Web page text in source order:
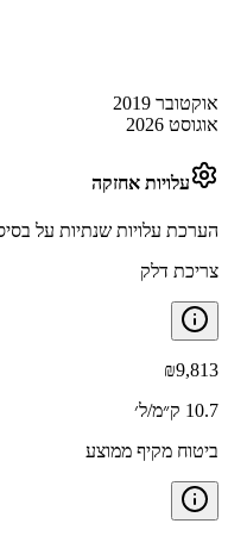
אוקטובר 2019
אוגוסט 2026
עלויות אחזקה
הערכת עלויות שנתיות על בסיס 15,000 ק״מ
צריכת דלק
₪9,813
10.7 ק״מ/ל׳
ביטוח מקיף ממוצע